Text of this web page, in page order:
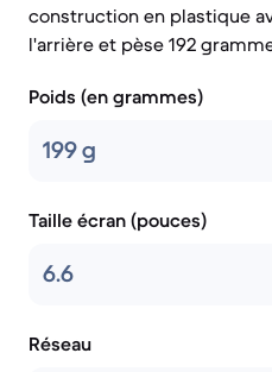
construction en plastique
l'arrière et pèse 192
Poids (en grammes)
199 g
Taille écran (pouces)
6.6
Réseau